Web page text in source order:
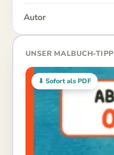
Autor
UNSER MALBUCH-TIPP
⬇ Sofort als PDF